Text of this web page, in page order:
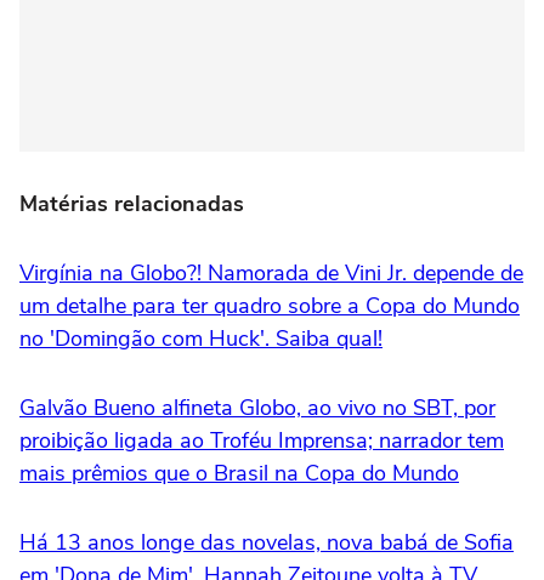
Matérias relacionadas
Virgínia na Globo?! Namorada de Vini Jr. depende de
um detalhe para ter quadro sobre a Copa do Mundo
no 'Domingão com Huck'. Saiba qual!
Galvão Bueno alfineta Globo, ao vivo no SBT, por
proibição ligada ao Troféu Imprensa; narrador tem
mais prêmios que o Brasil na Copa do Mundo
Há 13 anos longe das novelas, nova babá de Sofia